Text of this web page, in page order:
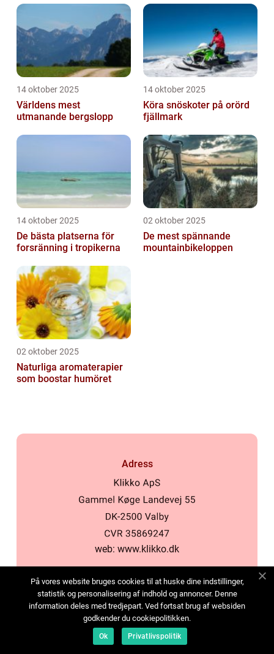
14 oktober 2025
Världens mest
utmanande bergslopp
14 oktober 2025
Köra snöskoter på orörd
fjällmark
14 oktober 2025
De bästa platserna för
forsränning i tropikerna
02 oktober 2025
De mest spännande
mountainbikeloppen
02 oktober 2025
Naturliga aromaterapier
som boostar humöret
Adress
web: www.klikko.dk
Menu
Annonsering
Om oss
Cookies
På vores website bruges cookies til at huske dine indstillinger,
statistik og personalisering af indhold og annoncer. Denne
information deles med tredjepart. Ved fortsat brug af websiden
godkender du cookiepolitikken.
Ok Privatlivspolitik